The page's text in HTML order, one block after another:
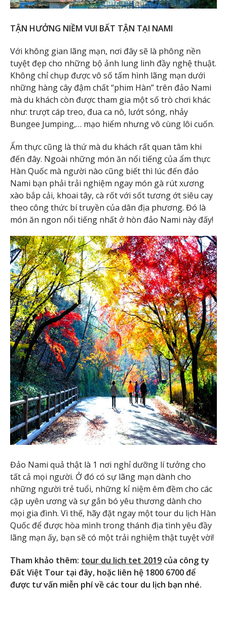
TẬN HƯỞNG NIỀM VUI BẤT TẬN TẠI NAMI
Với không gian lãng mạn, nơi đây sẽ là phông nền
tuyệt đẹp cho những bộ ảnh lung linh đầy nghệ thuật.
Không chỉ chụp được vô số tấm hình lãng mạn dưới
những hàng cây đậm chất “phim Hàn” trên đảo Nami
mà du khách còn được tham gia một số trò chơi khác
như: trượt cáp treo, đua ca nô, lướt sóng, nhảy
Bungee Jumping,… mạo hiểm nhưng vô cùng lôi cuốn.
Ẩm thực cũng là thứ mà du khách rất quan tâm khi
đến đây. Ngoài những món ăn nổi tiếng của ẩm thực
Hàn Quốc mà người nào cũng biết thì lúc đến đảo
Nami bạn phải trải nghiệm ngay món gà rút xương
xào bắp cải, khoai tây, cà rốt với sốt tương ớt siêu cay
theo công thức bí truyền của dân địa phương. Đó là
món ăn ngon nổi tiếng nhất ở hòn đảo Nami này đấy!
Đảo Nami quả thật là 1 nơi nghỉ dưỡng lí tưởng cho
tất cả mọi người. Ở đó có sự lãng mạn dành cho
những người trẻ tuổi, những kỉ niệm êm đềm cho các
cặp uyên ương và sự gắn bó yêu thương dành cho
mọi gia đình. Vì thế, hãy đặt ngay một tour du lịch Hàn
Quốc để được hòa mình trong thánh địa tình yêu đầy
lãng mạn ấy, bạn sẽ có một trải nghiệm thật tuyệt vời!
Tham khảo thêm: tour du lich tet 2019 của công ty
Đất Việt Tour tại đây, hoặc liên hệ 1800 6700 để
được tư vấn miễn phí về các tour du lịch bạn nhé.